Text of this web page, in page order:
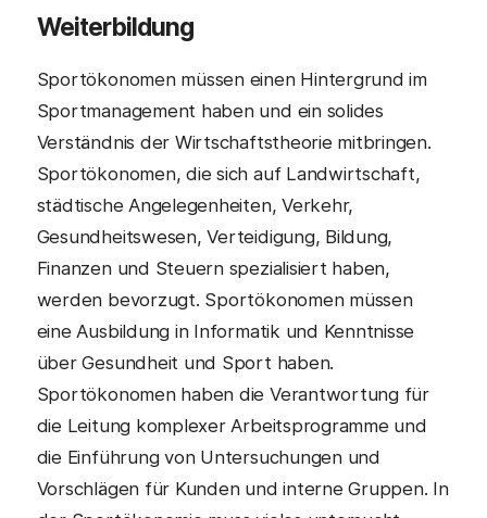
Weiterbildung
Sportökonomen müssen einen Hintergrund im
Sportmanagement haben und ein solides
Verständnis der Wirtschaftstheorie mitbringen.
Sportökonomen, die sich auf Landwirtschaft,
städtische Angelegenheiten, Verkehr,
Gesundheitswesen, Verteidigung, Bildung,
Finanzen und Steuern spezialisiert haben,
werden bevorzugt. Sportökonomen müssen
eine Ausbildung in Informatik und Kenntnisse
über Gesundheit und Sport haben.
Sportökonomen haben die Verantwortung für
die Leitung komplexer Arbeitsprogramme und
die Einführung von Untersuchungen und
Vorschlägen für Kunden und interne Gruppen. In